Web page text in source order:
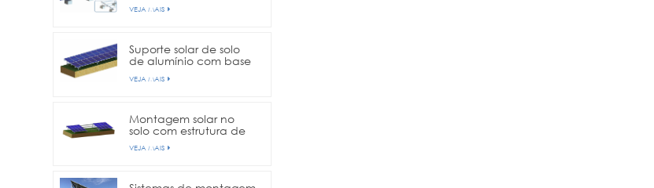
VEJA MAIS
Suporte solar de solo
de alumínio com base
aterramento
VEJA MAIS
Montagem solar no
solo com estrutura de
coluna dupla
VEJA MAIS